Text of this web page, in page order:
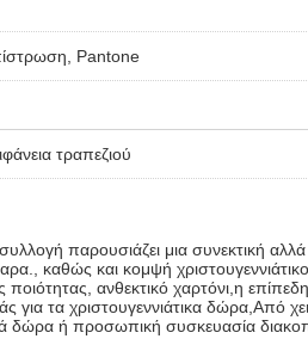
Pantone
τραπεζιού
παρουσιάζει μια συνεκτική
καθώς και κομψή
ανθεκτικό χαρτόνι,η
τα χριστουγεννιάτικα δώρα,Από
δώρα ή προσωπική συσκευασία